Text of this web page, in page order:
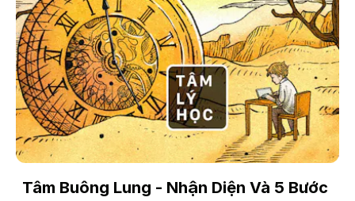
Tâm Buông Lung - Nhận Diện Và 5 Bước